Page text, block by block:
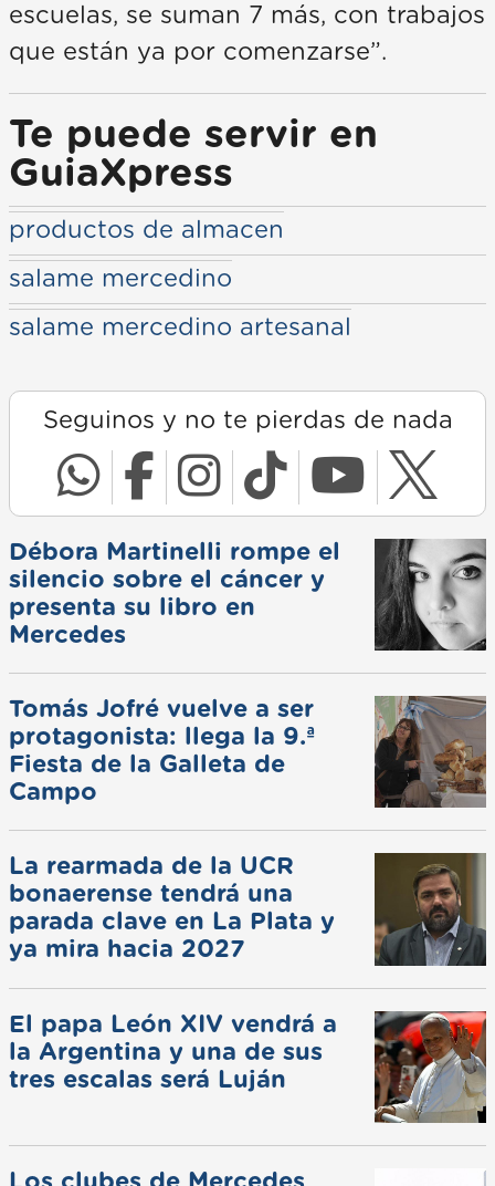
escuelas, se suman 7 más, con trabajos
que están ya por comenzarse”.
Te puede servir en
GuiaXpress
productos de almacen
salame mercedino
salame mercedino artesanal
Seguinos y no te pierdas de nada
Débora Martinelli rompe el
silencio sobre el cáncer y
presenta su libro en
Mercedes
Tomás Jofré vuelve a ser
protagonista: llega la 9.ª
Fiesta de la Galleta de
Campo
La rearmada de la UCR
bonaerense tendrá una
parada clave en La Plata y
ya mira hacia 2027
El papa León XIV vendrá a
la Argentina y una de sus
tres escalas será Luján